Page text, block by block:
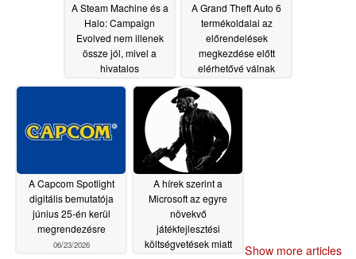
A Steam Machine és a
Halo: Campaign
Evolved nem illenek
össze jól, mivel a
hivatalos
rendszerkövetelmények
Machine az „alacsony”
kategóriába tartozik
06/24/2026
A Grand Theft Auto 6
termékoldalai az
előrendelések
megkezdése előtt
elérhetővé válnak
06/24/2026
A Capcom Spotlight
digitális bemutatója
június 25-én kerül
megrendezésre
06/23/2026
A hírek szerint a
Microsoft az egyre
növekvő
játékfejlesztési
költségvetések miatt
Show more articles